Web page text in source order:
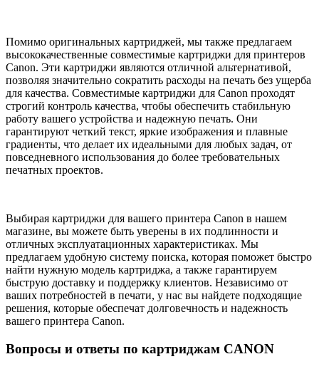
Помимо оригинальных картриджей, мы также предлагаем
высококачественные совместимые картриджи для принтеров
Canon. Эти картриджи являются отличной альтернативой,
позволяя значительно сократить расходы на печать без ущерба
для качества. Совместимые картриджи для Canon проходят
строгий контроль качества, чтобы обеспечить стабильную
работу вашего устройства и надежную печать. Они
гарантируют четкий текст, яркие изображения и плавные
градиенты, что делает их идеальными для любых задач, от
повседневного использования до более требовательных
печатных проектов.
Выбирая картриджи для вашего принтера Canon в нашем
магазине, вы можете быть уверены в их подлинности и
отличных эксплуатационных характеристиках. Мы
предлагаем удобную систему поиска, которая поможет быстро
найти нужную модель картриджа, а также гарантируем
быструю доставку и поддержку клиентов. Независимо от
ваших потребностей в печати, у нас вы найдете подходящие
решения, которые обеспечат долговечность и надежность
вашего принтера Canon.
Вопросы и ответы по картриджам CANON